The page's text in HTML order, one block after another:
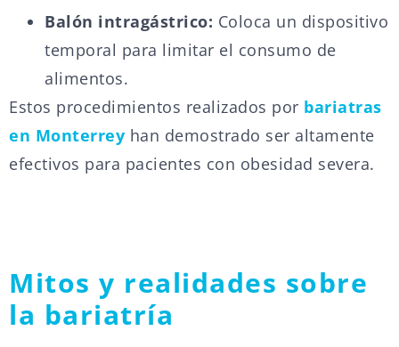
Balón intragástrico: Coloca un dispositivo
temporal para limitar el consumo de
alimentos.
Estos procedimientos realizados por bariatras
en Monterrey han demostrado ser altamente
efectivos para pacientes con obesidad severa.
Mitos y realidades sobre
la bariatría